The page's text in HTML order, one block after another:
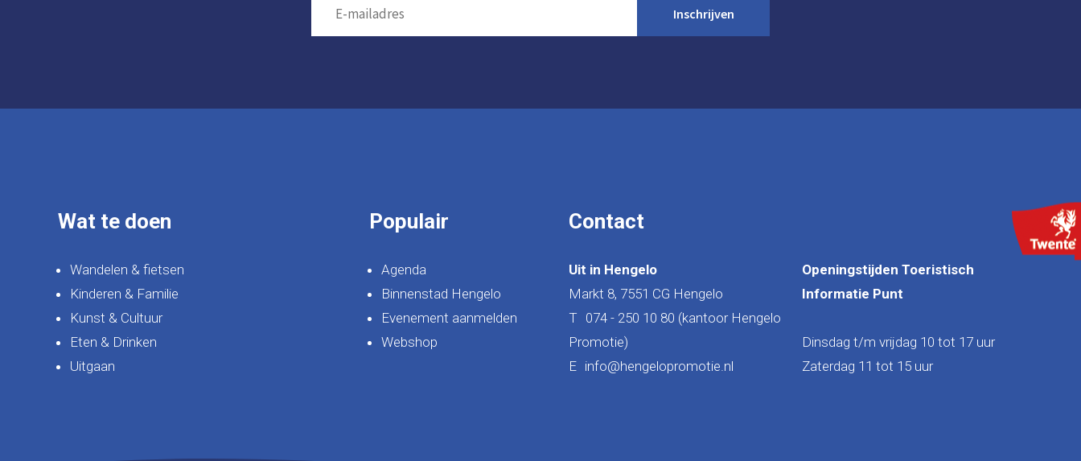
Inschrijven
Wat te doen
Wandelen & fietsen
Kinderen & Familie
Kunst & Cultuur
Eten & Drinken
Uitgaan
Populair
Agenda
Binnenstad Hengelo
Evenement aanmelden
Webshop
Contact
Uit in Hengelo
Markt 8, 7551 CG Hengelo
T 074 - 250 10 80 (kantoor Hengelo
Promotie)
E info@hengelopromotie.nl
Openingstijden Toeristisch
Informatie Punt
Dinsdag t/m vrijdag 10 tot 17 uur
Zaterdag 11 tot 15 uur